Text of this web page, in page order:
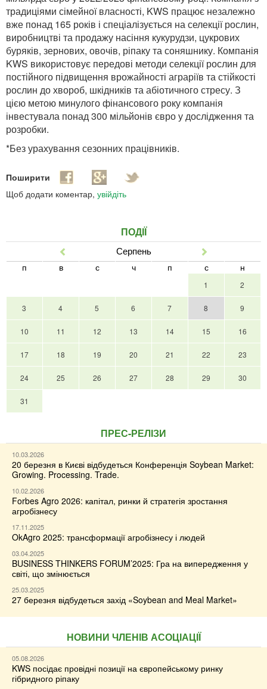
традиціями сімейної власності, KWS працює незалежно
вже понад 165 років і спеціалізується на селекції рослин,
виробництві та продажу насіння кукурудзи, цукрових
буряків, зернових, овочів, ріпаку та соняшнику. Компанія
KWS використовує передові методи селекції рослин для
постійного підвищення врожайності аграріїв та стійкості
рослин до хвороб, шкідників та абіотичного стресу. З
цією метою минулого фінансового року компанія
інвестувала понад 300 мільйонів євро у дослідження та
розробки.
*Без урахування сезонних працівників.
Поширити
Щоб додати коментар, увійдіть
ПОДІЇ
Серпень
п в с ч п с н
1 2
3 4 5 6 7 8 9
10 11 12 13 14 15 16
17 18 19 20 21 22 23
24 25 26 27 28 29 30
31
ПРЕС-РЕЛІЗИ
10.03.2026
20 березня в Києві відбудеться Конференція Soybean Market:
Growing. Processing. Trade.
10.02.2026
Forbes Agro 2026: капітал, ринки й стратегія зростання
агробізнесу
17.11.2025
OkAgro 2025: трансформації агробізнесу і людей
03.04.2025
BUSINESS THINKERS FORUM’2025: Гра на випередження у
світі, що змінюється
25.03.2025
27 березня відбудеться захід «Soybean and Meal Market»
НОВИНИ ЧЛЕНІВ АСОЦІАЦІЇ
05.08.2026
KWS посідає провідні позиції на європейському ринку
гібридного ріпаку